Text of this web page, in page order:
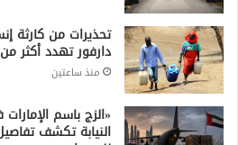
تحذيرات من كارثة
دارفور تهدد أكثر من 270 ألف شخص
منذ ساعتين
«الزج باسم
النيابة تكشف